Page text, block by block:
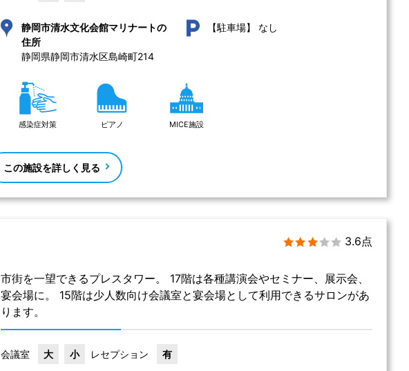
静岡市清水文化会館マリナートの
住所
静岡県静岡市清水区島崎町214
【駐車場】 なし
感染症対策 ピアノ MICE施設
この施設を詳しく見る
3.6点
市街を一望できるプレスタワー。 17階は各種講演会やセミナー、展示会、
宴会場に。 15階は少人数向け会議室と宴会場として利用できるサロンがあ
ります。
会議室 大 小 レセプション 有